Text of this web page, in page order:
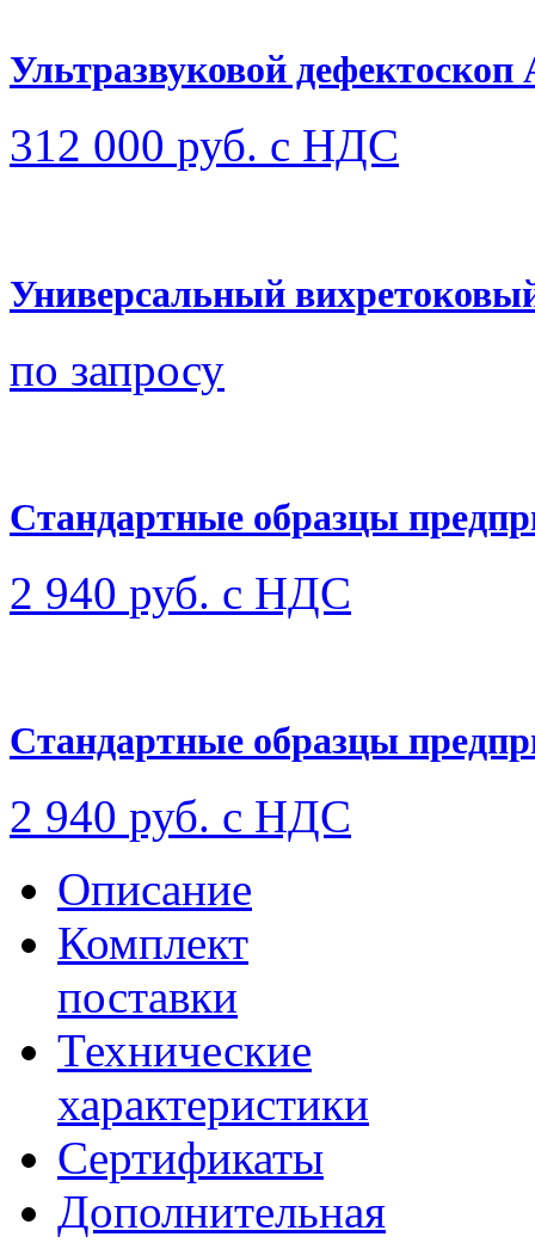
Ультразвуковой
312 000 руб. с НДС
Универсальный
по запросу
Стандартные образцы
2 940 руб. с НДС
Стандартные образцы
2 940 руб. с НДС
Описание
Комплект
поставки
Технические
характеристики
Сертификаты
Дополнительная